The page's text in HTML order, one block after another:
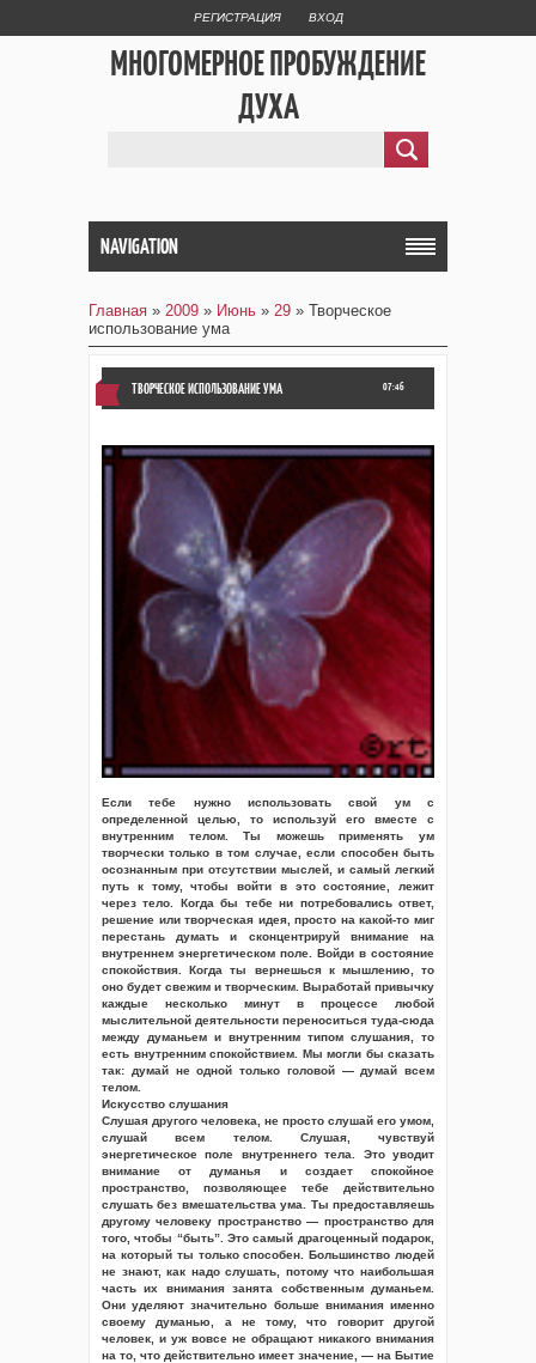
РЕГИСТРАЦИЯ ВХОД
МНОГОМЕРНОЕ ПРОБУЖДЕНИЕ
ДУХА
NAVIGATION
Главная » 2009 » Июнь » 29 » Творческое
использование ума
07:46
ТВОРЧЕСКОЕ ИСПОЛЬЗОВАНИЕ УМА
Если тебе нужно использовать свой ум с
определенной целью, то используй его вместе с
внутренним телом. Ты можешь применять ум
творчески только в том случае, если способен быть
осознанным при отсутствии мыслей, и самый легкий
путь к тому, чтобы войти в это состояние, лежит
через тело. Когда бы тебе ни потребовались ответ,
решение или творческая идея, просто на какой-то миг
перестань думать и сконцентрируй внимание на
внутреннем энергетическом поле. Войди в состояние
спокойствия. Когда ты вернешься к мышлению, то
оно будет свежим и творческим. Выработай привычку
каждые несколько минут в процессе любой
мыслительной деятельности переноситься туда-сюда
между думаньем и внутренним типом слушания, то
есть внутренним спокойствием. Мы могли бы сказать
так: думай не одной только головой — думай всем
телом.
Искусство слушания
Слушая другого человека, не просто слушай его умом,
слушай всем телом. Слушая, чувствуй
энергетическое поле внутреннего тела. Это уводит
внимание от думанья и создает спокойное
пространство, позволяющее тебе действительно
слушать без вмешательства ума. Ты предоставляешь
другому человеку пространство — пространство для
того, чтобы “быть”. Это самый драгоценный подарок,
на который ты только способен. Большинство людей
не знают, как надо слушать, потому что наибольшая
часть их внимания занята собственным думаньем.
Они уделяют значительно больше внимания именно
своему думанью, а не тому, что говорит другой
человек, и уж вовсе не обращают никакого внимания
на то, что действительно имеет значение, — на Бытие